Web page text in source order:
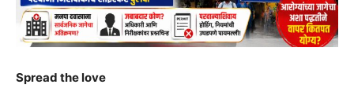
Spread the love